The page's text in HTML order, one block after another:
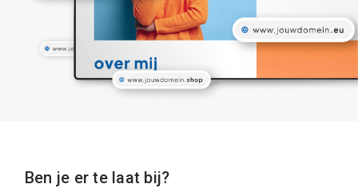
Ben je er te laat bij?